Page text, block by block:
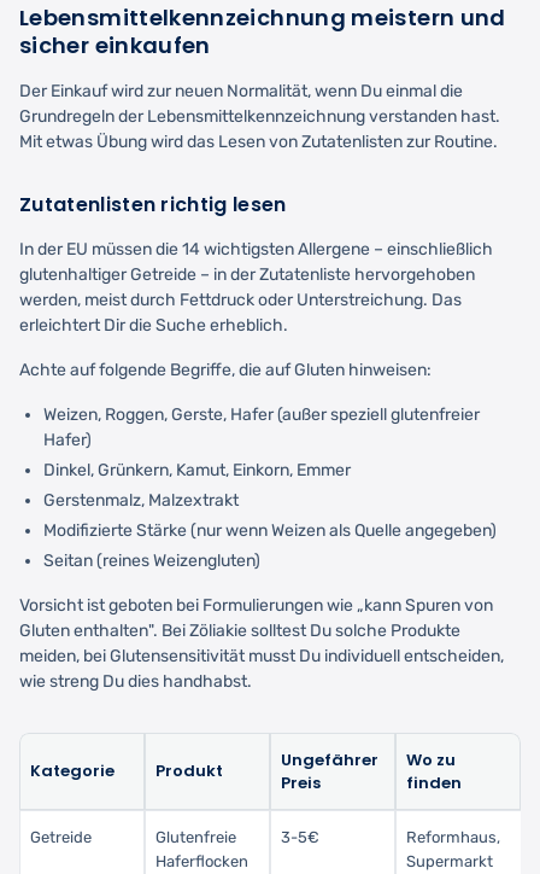
Lebensmittelkennzeichnung meistern und
sicher einkaufen
Der Einkauf wird zur neuen Normalität, wenn Du einmal die
Grundregeln der Lebensmittelkennzeichnung verstanden hast.
Mit etwas Übung wird das Lesen von Zutatenlisten zur Routine.
Zutatenlisten richtig lesen
In der EU müssen die 14 wichtigsten Allergene – einschließlich
glutenhaltiger Getreide – in der Zutatenliste hervorgehoben
werden, meist durch Fettdruck oder Unterstreichung. Das
erleichtert Dir die Suche erheblich.
Achte auf folgende Begriffe, die auf Gluten hinweisen:
Weizen, Roggen, Gerste, Hafer (außer speziell glutenfreier
Hafer)
Dinkel, Grünkern, Kamut, Einkorn, Emmer
Gerstenmalz, Malzextrakt
Modifizierte Stärke (nur wenn Weizen als Quelle angegeben)
Seitan (reines Weizengluten)
Vorsicht ist geboten bei Formulierungen wie „kann Spuren von
Gluten enthalten". Bei Zöliakie solltest Du solche Produkte
meiden, bei Glutensensitivität musst Du individuell entscheiden,
wie streng Du dies handhabst.
Kategorie Produkt
Ungefährer
Preis
Wo zu
finden
Getreide
Glutenfreie
Haferflocken
3-5€
Reformhaus,
Supermarkt